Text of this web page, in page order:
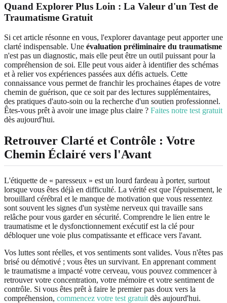
Quand Explorer Plus Loin : La Valeur d'un Test de
Traumatisme Gratuit
Si cet article résonne en vous, l'explorer davantage peut apporter une
clarté indispensable. Une évaluation préliminaire du traumatisme
n'est pas un diagnostic, mais elle peut être un outil puissant pour la
compréhension de soi. Elle peut vous aider à identifier des schémas
et à relier vos expériences passées aux défis actuels. Cette
connaissance vous permet de franchir les prochaines étapes de votre
chemin de guérison, que ce soit par des lectures supplémentaires,
des pratiques d'auto-soin ou la recherche d'un soutien professionnel.
Êtes-vous prêt à avoir une image plus claire ? Faites notre test gratuit
dès aujourd'hui.
Retrouver Clarté et Contrôle : Votre
Chemin Éclairé vers l'Avant
L'étiquette de « paresseux » est un lourd fardeau à porter, surtout
lorsque vous êtes déjà en difficulté. La vérité est que l'épuisement, le
brouillard cérébral et le manque de motivation que vous ressentez
sont souvent les signes d'un système nerveux qui travaille sans
relâche pour vous garder en sécurité. Comprendre le lien entre le
traumatisme et le dysfonctionnement exécutif est la clé pour
débloquer une voie plus compatissante et efficace vers l'avant.
Vos luttes sont réelles, et vos sentiments sont valides. Vous n'êtes pas
brisé ou démotivé ; vous êtes un survivant. En apprenant comment
le traumatisme a impacté votre cerveau, vous pouvez commencer à
retrouver votre concentration, votre mémoire et votre sentiment de
contrôle. Si vous êtes prêt à faire le premier pas doux vers la
compréhension, commencez votre test gratuit dès aujourd'hui.